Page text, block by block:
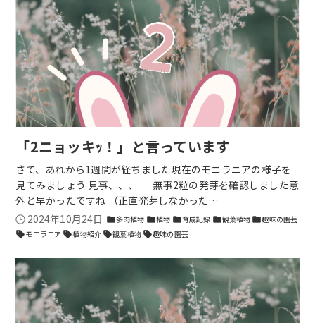
「2ニョッキｯ！」と言っています
さて、あれから1週間が経ちました現在のモニラニアの様子を
見てみましょう 見事、、、 無事2粒の発芽を確認しました‬意
外と早かったですね （正直発芽しなかった…
2024年10月24日 folder多肉植物 folder植物 folder育成記録 folder観葉植物 folder趣味の園芸
sellモニラニア sell植物紹介 sell観葉植物 sell趣味の園芸